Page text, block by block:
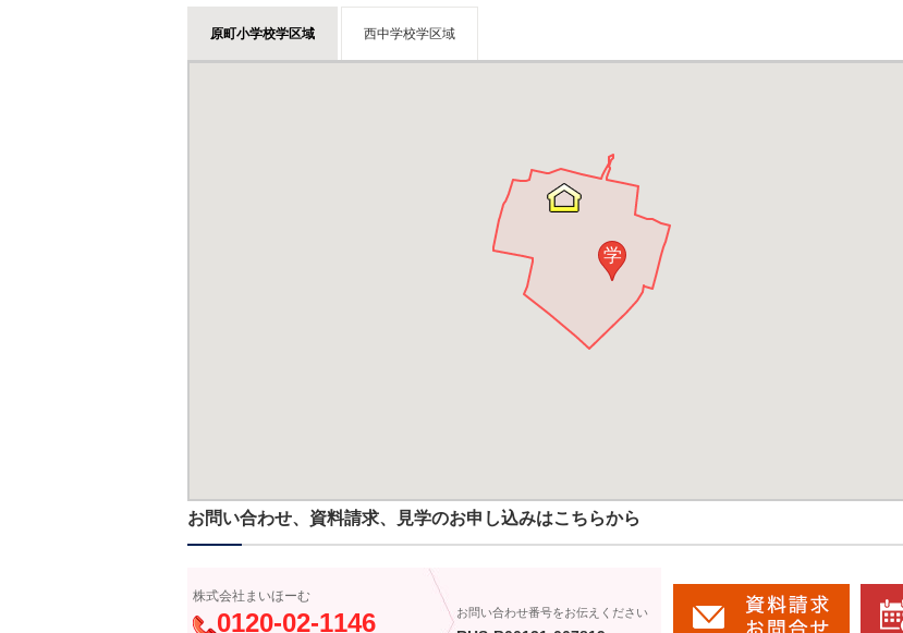
原町小学校学区域 西中学校学区域
学
お問い合わせ、資料請求、見学のお申し込みはこちらから
株式会社まいほーむ
0120-02-1146 お問い合わせ番号をお伝えください